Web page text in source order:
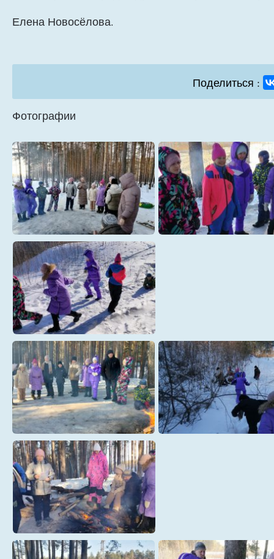
Елена Новосёлова.
Поделиться :
Фотографии
1
14
2